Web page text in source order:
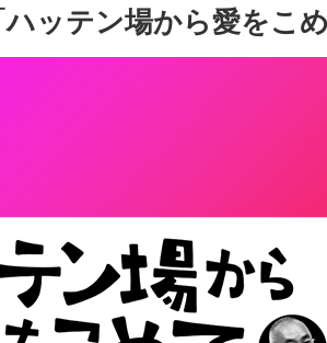
ッテン場から愛をこ